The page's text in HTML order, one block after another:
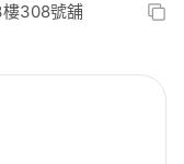
308號舖